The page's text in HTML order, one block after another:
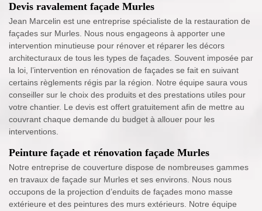
Devis ravalement façade Murles
Jean Marcelin est une entreprise spécialiste de la restauration de
façades sur Murles. Nous nous engageons à apporter une
intervention minutieuse pour rénover et réparer les décors
architecturaux de tous les types de façades. Souvent imposée par
la loi, l’intervention en rénovation de façades se fait en suivant
certains règlements régis par la région. Notre équipe saura vous
conseiller sur le choix des produits et des prestations utiles pour
votre chantier. Le devis est offert gratuitement afin de mettre au
couvrant chaque demande du budget à allouer pour les
interventions.
Peinture façade et rénovation façade Murles
Notre entreprise de couverture dispose de nombreuses gammes
en travaux de façade sur Murles et ses environs. Nous nous
occupons de la projection d’enduits de façades mono masse
extérieure et des peintures des murs extérieurs. Notre équipe